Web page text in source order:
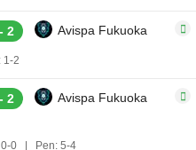
2 Avispa Fukuoka
1-2
2 Avispa Fukuoka
0-0 Pen: 5-4